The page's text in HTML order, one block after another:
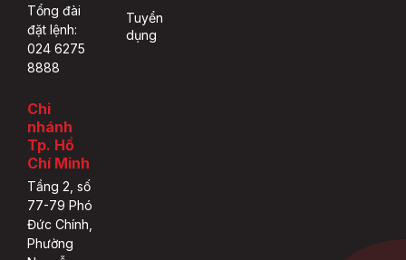
Tổng đài
đặt lệnh:
024 6275
8888
Chi
nhánh
Tp. Hồ
Chí Minh
Tầng 2, số
77-79 Phó
Đức Chính,
Phường
Tuyển
dụng